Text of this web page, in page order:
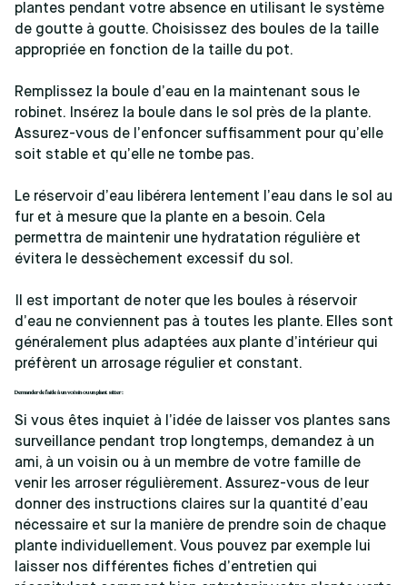
plantes pendant votre absence en utilisant le système
de goutte à goutte. Choisissez des boules de la taille
appropriée en fonction de la taille du pot.
Remplissez la boule d’eau en la maintenant sous le
robinet. Insérez la boule dans le sol près de la plante.
Assurez-vous de l’enfoncer suffisamment pour qu’elle
soit stable et qu’elle ne tombe pas.
Le réservoir d’eau libérera lentement l’eau dans le sol au
fur et à mesure que la plante en a besoin. Cela
permettra de maintenir une hydratation régulière et
évitera le dessèchement excessif du sol.
Il est important de noter que les boules à réservoir
d’eau ne conviennent pas à toutes les plante. Elles sont
généralement plus adaptées aux plante d’intérieur qui
préfèrent un arrosage régulier et constant.
Demander de l’aide à un voisin ou un plant sitter :
Si vous êtes inquiet à l’idée de laisser vos plantes sans
surveillance pendant trop longtemps, demandez à un
ami, à un voisin ou à un membre de votre famille de
venir les arroser régulièrement. Assurez-vous de leur
donner des instructions claires sur la quantité d’eau
nécessaire et sur la manière de prendre soin de chaque
plante individuellement. Vous pouvez par exemple lui
laisser nos différentes fiches d’entretien qui